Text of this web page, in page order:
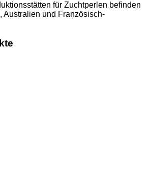
für Zuchtperlen befinden
Australien und Französisch-